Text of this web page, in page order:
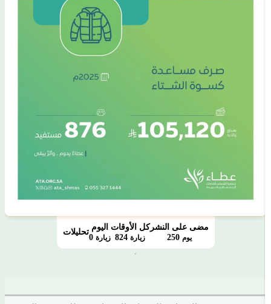
تحليلات
اليوم
0 زيارة
كل الأوقات
824 زيارة
مضى على النشر
250 يوم